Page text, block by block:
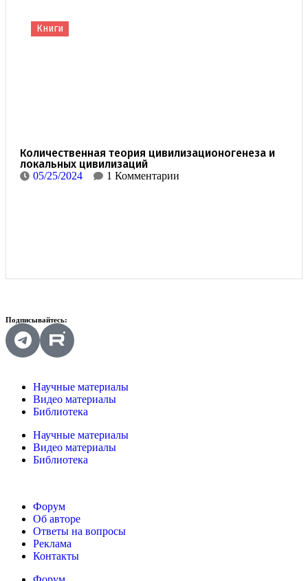
Книги
Количественная теория цивилизационогенеза и
локальных цивилизаций
05/25/2024 1 Комментарии
Подписывайтесь:
Научные материалы
Видео материалы
Библиотека
Научные материалы
Видео материалы
Библиотека
Форум
Об авторе
Ответы на вопросы
Реклама
Контакты